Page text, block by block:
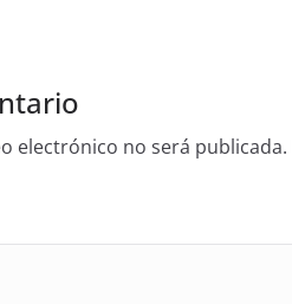
electrónico no será publicada.